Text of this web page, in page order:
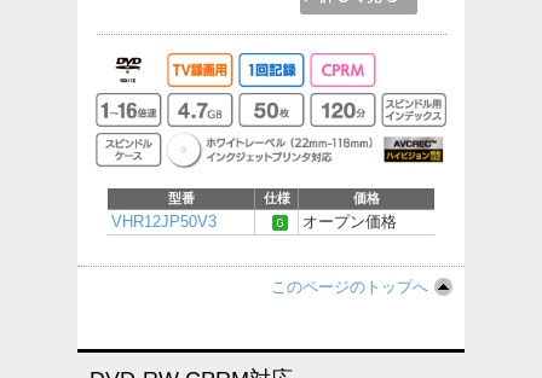
型番 仕様 価格
VHR12JP50V3 オープン価格
このページのトップへ